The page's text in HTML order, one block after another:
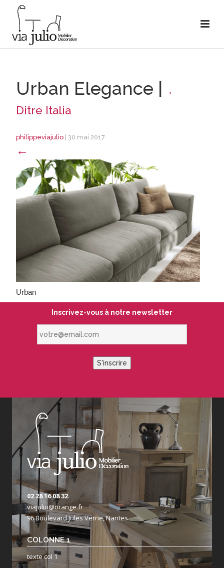
Urban Elegance | ←
Ditre Italia
philippeviajulio 30 mai 2017
←
Urban
Inscrivez-vous à notre newsletter
S'inscrire
02 28 16 08 32
viajulio@orange.fr
96 Boulevard Jules Verne, Nantes
COLONNE 1
texte col 1